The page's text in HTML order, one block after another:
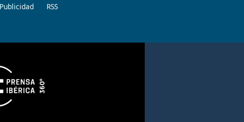
Publicidad RSS